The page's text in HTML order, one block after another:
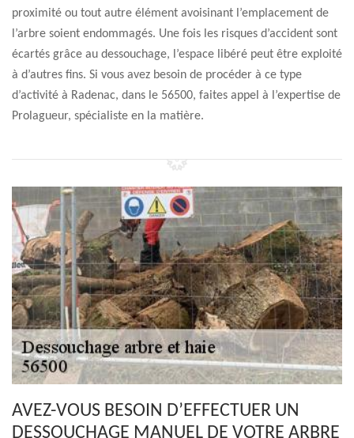
proximité ou tout autre élément avoisinant l’emplacement de
l’arbre soient endommagés. Une fois les risques d’accident sont
écartés grâce au dessouchage, l’espace libéré peut être exploité
à d’autres fins. Si vous avez besoin de procéder à ce type
d’activité à Radenac, dans le 56500, faites appel à l’expertise de
Prolagueur, spécialiste en la matière.
AVEZ-VOUS BESOIN D’EFFECTUER UN
DESSOUCHAGE MANUEL DE VOTRE ARBRE